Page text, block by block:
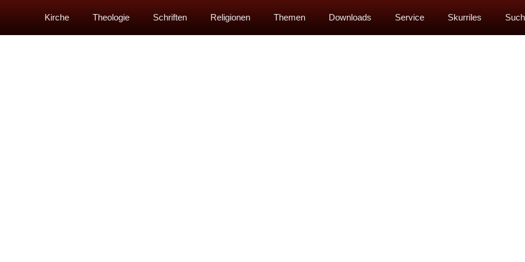
Kirche Theologie Schriften Religionen Themen Downloads Service Skurriles